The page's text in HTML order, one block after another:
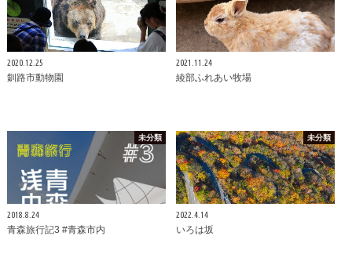
2020.12.25
釧路市動物園
2021.11.24
綾部ふれあい牧場
未分類
2018.8.24
青森旅行記3 #青森市内
未分類
2022.4.14
いろは坂